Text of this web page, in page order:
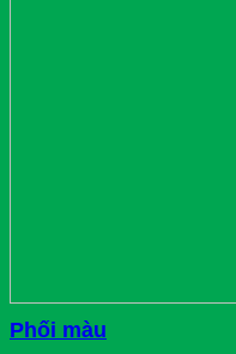
Phối màu